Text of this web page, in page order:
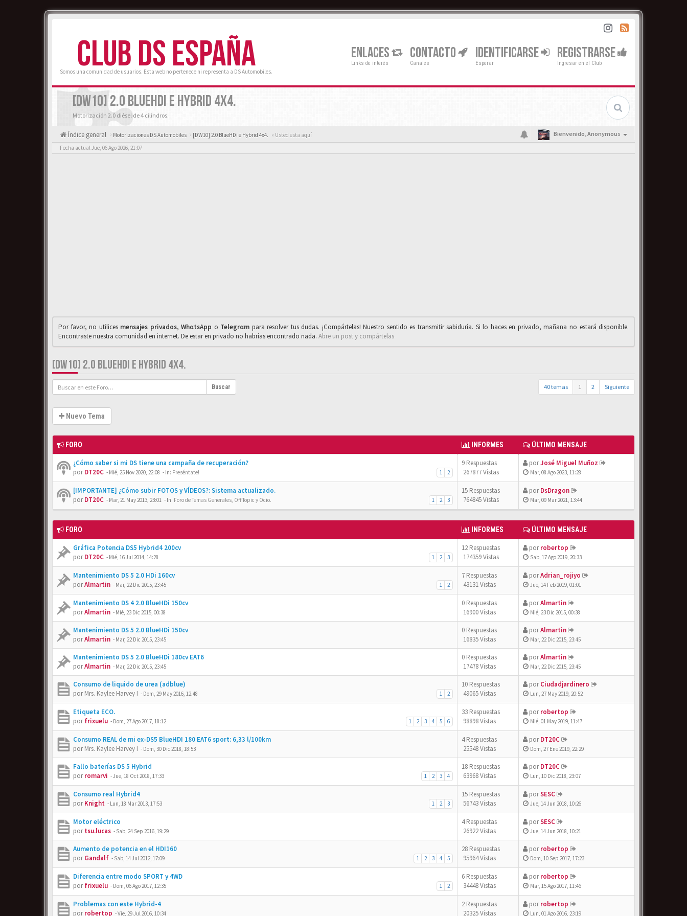
CLUB DS ESPAÑA
Somos una comunidad de usuarios. Esta web no pertenece ni representa a DS Automobiles.
ENLACES
Links de interés
CONTACTO
Canales
IDENTIFICARSE
Esperar
REGISTRARSE
Ingresar en el Club
[DW10] 2.0 BLUEHDI E HYBRID 4X4.
Motorización 2.0 diésel de 4 cilindros.
Índice general Motorizaciones DS Automobiles [DW10] 2.0 BlueHDi e Hybrid 4x4. « Usted esta aquí Bienvenido,Anonymous
Fecha actual Jue, 06 Ago 2026, 21:07
Por favor, no utilices mensajes privados,WhαtsApp o Telegrαm para resolver tus dudas. ¡Compártelas! Nuestro sentido es transmitir sabiduría. Si lo haces en privado, mañana no estará disponible.
Encontraste nuestra comunidad en internet. De estar en privado no habrías encontrado nada. Abre un post y compártelas
[DW10] 2.0 BLUEHDI E HYBRID 4X4.
Buscar 40 temas 1 2 Siguiente
Nuevo Tema
FORO INFORMES ÚLTIMO MENSAJE
¿Cómo saber si mi DS tiene una campaña de recuperación?
1 2
porDT20C - Mié, 25 Nov 2020, 22:08 - In: Preséntate!
9 Respuestas
267877 Vistas
porJosé Miguel Muñoz
Mar, 08 Ago 2023, 11:28
[IMPORTANTE] ¿Cómo subir FOTOS y VÍDEOS?: Sistema actualizado.
1 2 3
porDT20C - Mar, 21 May 2013, 23:01 - In: Foro de Temas Generales, Off Topic y Ocio.
15 Respuestas
764845 Vistas
porDsDragon
Mar, 09 Mar 2021, 13:44
FORO INFORMES ÚLTIMO MENSAJE
Gráfica Potencia DS5 Hybrid4 200cv
1 2 3
porDT20C - Mié, 16 Jul 2014, 14:28
12 Respuestas
174359 Vistas
porrobertop
Sab, 17 Ago 2019, 20:33
Mantenimiento DS 5 2.0 HDi 160cv
1 2
porAlmartin - Mar, 22 Dic 2015, 23:45
7 Respuestas
43131 Vistas
porAdrian_rojiyo
Jue, 14 Feb 2019, 01:01
Mantenimiento DS 4 2.0 BlueHDi 150cv
porAlmartin - Mié, 23 Dic 2015, 00:38
0 Respuestas
16900 Vistas
porAlmartin
Mié, 23 Dic 2015, 00:38
Mantenimiento DS 5 2.0 BlueHDi 150cv
porAlmartin - Mar, 22 Dic 2015, 23:45
0 Respuestas
16835 Vistas
porAlmartin
Mar, 22 Dic 2015, 23:45
Mantenimiento DS 5 2.0 BlueHDi 180cv EAT6
porAlmartin - Mar, 22 Dic 2015, 23:45
0 Respuestas
17478 Vistas
porAlmartin
Mar, 22 Dic 2015, 23:45
Consumo de liquido de urea (adblue)
1 2
porMrs. Kaylee Harvey I - Dom, 29 May 2016, 12:48
10 Respuestas
49065 Vistas
porCiudadjardinero
Lun, 27 May 2019, 20:52
Etiqueta ECO.
1 2 3 4 5 6
porfrixuelu - Dom, 27 Ago 2017, 18:12
33 Respuestas
98898 Vistas
porrobertop
Mié, 01 May 2019, 11:47
Consumo REAL de mi ex-DS5 BlueHDI 180 EAT6 sport: 6,33 l/100km
porMrs. Kaylee Harvey I - Dom, 30 Dic 2018, 18:53
4 Respuestas
25548 Vistas
porDT20C
Dom, 27 Ene 2019, 22:29
Fallo baterías DS 5 Hybrid
1 2 3 4
porromarvi -Jue, 18 Oct 2018, 17:33
18 Respuestas
63968 Vistas
porDT20C
Lun, 10 Dic 2018, 23:07
Consumo real Hybrid4
1 2 3
porKnight - Lun, 18 Mar 2013, 17:53
15 Respuestas
56743 Vistas
porSESC
Jue, 14 Jun 2018, 10:26
Motor eléctrico
portsu.lucas - Sab, 24 Sep 2016, 19:29
4 Respuestas
26922 Vistas
porSESC
Jue, 14 Jun 2018, 10:21
Aumento de potencia en el HDI160
1 2 3 4 5
porGandalf - Sab, 14 Jul 2012, 17:09
28 Respuestas
95964 Vistas
porrobertop
Dom, 10 Sep 2017, 17:23
Diferencia entre modo SPORT y 4WD
1 2
porfrixuelu - Dom, 06 Ago 2017, 12:35
6 Respuestas
34448 Vistas
porrobertop
Mar, 15 Ago 2017, 11:46
Problemas con este Hybrid-4
porrobertop -Vie, 29 Jul 2016, 10:34
2 Respuestas
20325 Vistas
porrobertop
Lun, 01 Ago 2016, 23:19